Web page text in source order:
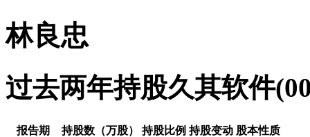
林良忠
过去两年持股久其软件
报告期 持股数（万股） 持股比例 持股变动 股本性质